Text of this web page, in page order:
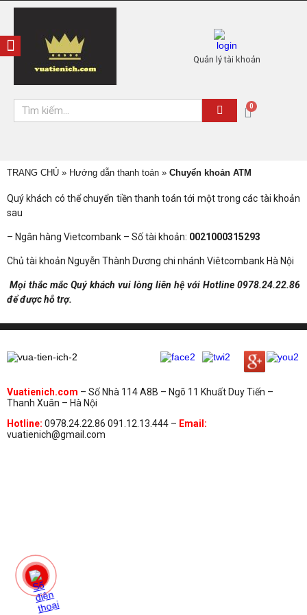
Quản lý tài khoản
TRANG CHỦ » Hướng dẫn thanh toán » Chuyển khoản ATM
Quý khách có thể chuyển tiền thanh toán tới một trong các tài khoản
sau
– Ngân hàng Vietcombank – Số tài khoản: 0021000315293
Chủ tài khoản Nguyễn Thành Dương chi nhánh Viêtcombank Hà Nội
Mọi thắc mắc Quý khách vui lòng liên hệ với Hotline 0978.24.22.86
để được hỗ trợ.
Vuatienich.com – Số Nhà 114 A8B – Ngõ 11 Khuất Duy Tiến –
Thanh Xuân – Hà Nội
Hotline: 0978.24.22.86 091.12.13.444 – Email:
vuatienich@gmail.com